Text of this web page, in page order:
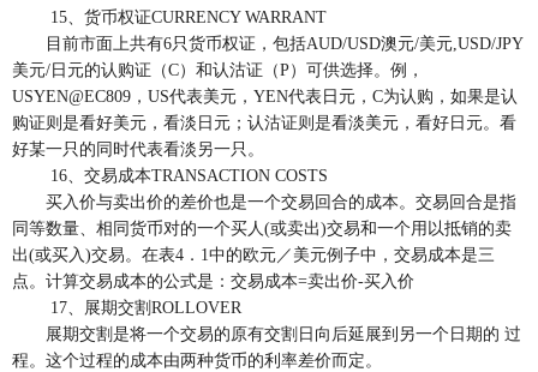
15、货币权证CURRENCY WARRANT
目前市面上共有6只货币权证，包括AUD/USD澳元/美元,USD/JPY
美元/日元的认购证（C）和认沽证（P）可供选择。例，
USYEN@EC809，US代表美元，YEN代表日元，C为认购，如果是认
购证则是看好美元，看淡日元；认沽证则是看淡美元，看好日元。看
好某一只的同时代表看淡另一只。
16、交易成本TRANSACTION COSTS
买入价与卖出价的差价也是一个交易回合的成本。交易回合是指
同等数量、相同货币对的一个买人(或卖出)交易和一个用以抵销的卖
出(或买入)交易。在表4．1中的欧元／美元例子中，交易成本是三
点。计算交易成本的公式是：交易成本=卖出价-买入价
17、展期交割ROLLOVER
展期交割是将一个交易的原有交割日向后延展到另一个日期的 过
程。这个过程的成本由两种货币的利率差价而定。